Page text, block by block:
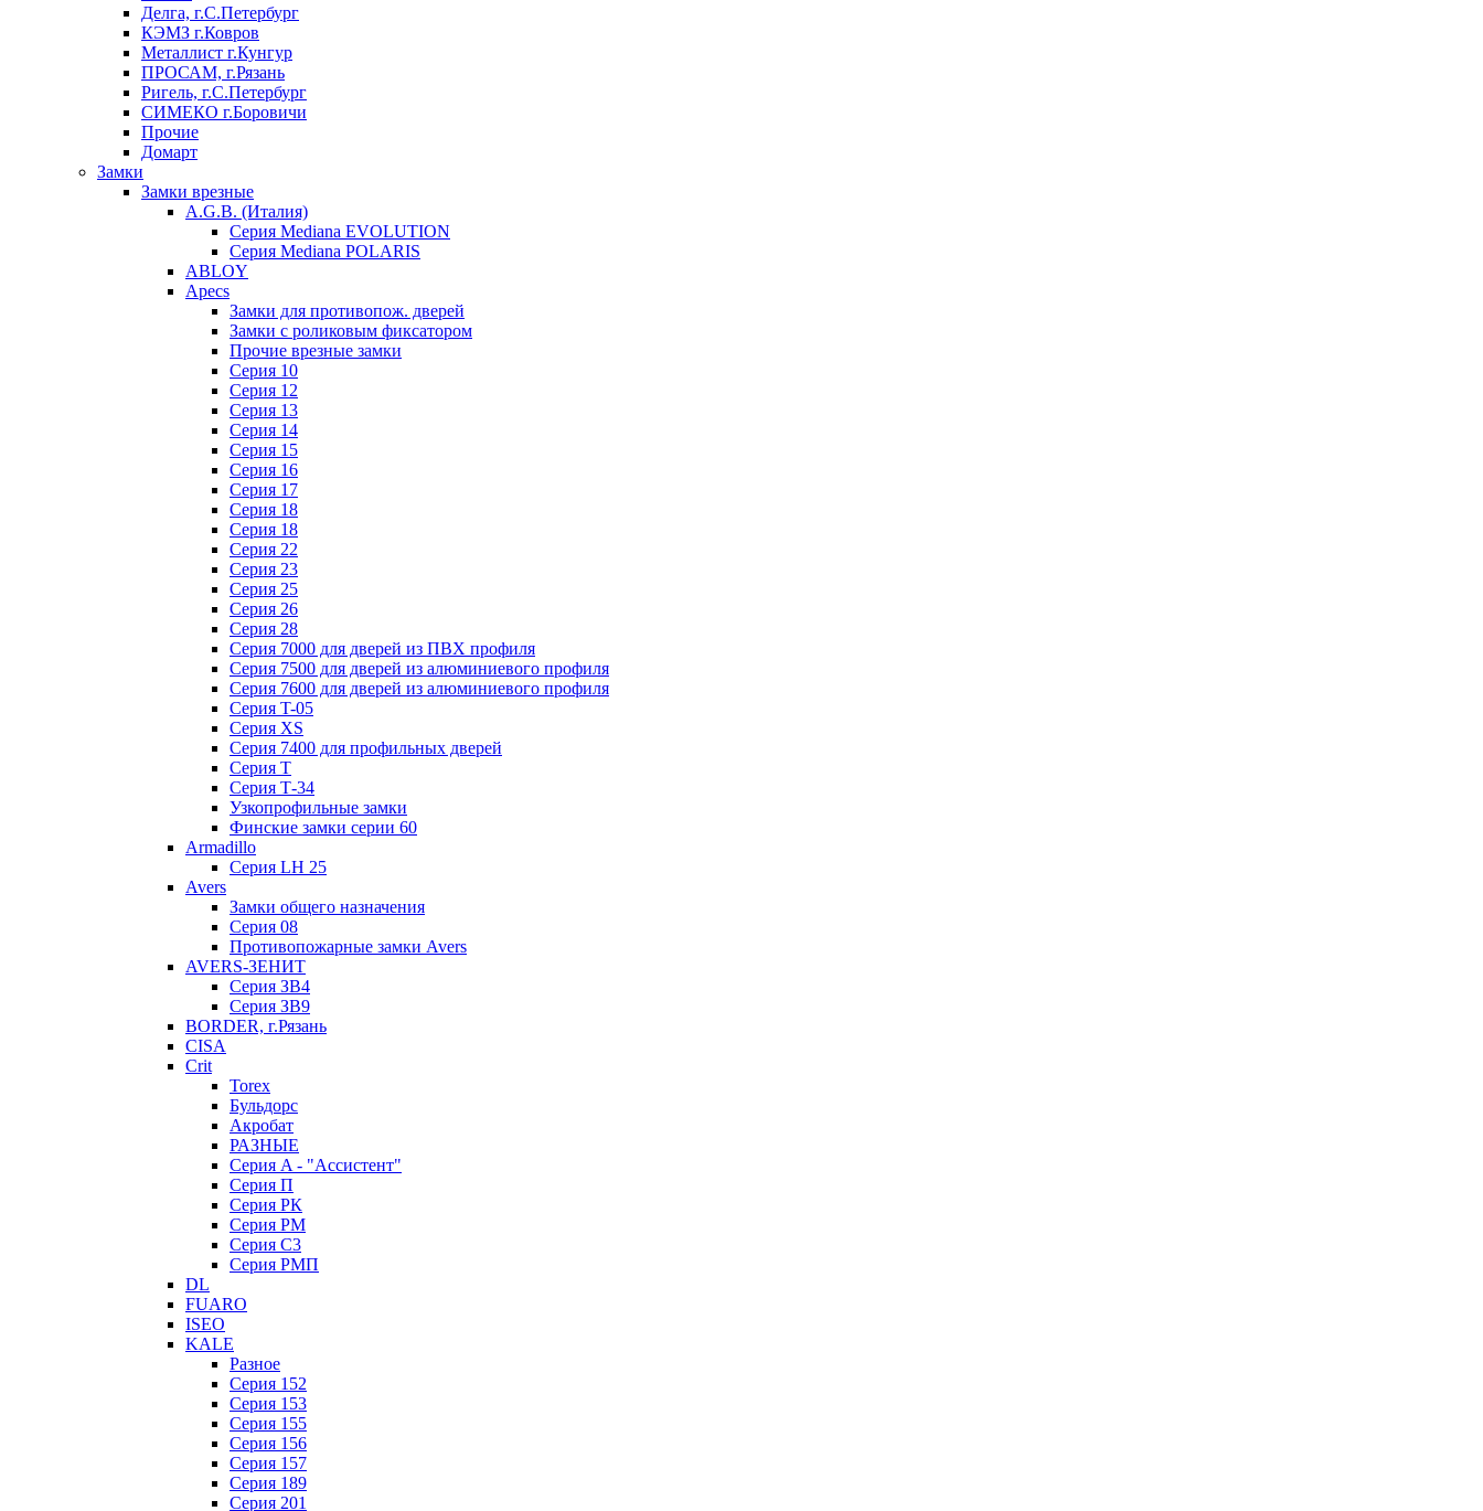
Делга, г.С.Петербург
КЭМЗ г.Ковров
Металлист г.Кунгур
ПРОСАМ, г.Рязань
Ригель, г.С.Петербург
СИМЕКО г.Боровичи
Прочие
Домарт
Замки
Замки врезные
A.G.B. (Италия)
Серия Mediana EVOLUTION
Серия Mediana POLARIS
ABLOY
Apecs
Замки для противопож. дверей
Замки с роликовым фиксатором
Прочие врезные замки
Серия 10
Серия 12
Серия 13
Серия 14
Серия 15
Серия 16
Серия 17
Серия 18
Серия 18
Серия 22
Серия 23
Серия 25
Серия 26
Серия 28
Серия 7000 для дверей из ПВХ профиля
Серия 7500 для дверей из алюминиевого профиля
Серия 7600 для дверей из алюминиевого профиля
Серия T-05
Серия XS
Серия 7400 для профильных дверей
Серия Т
Серия Т-34
Узкопрофильные замки
Финские замки серии 60
Armadillo
Серия LH 25
Avers
Замки общего назначения
Серия 08
Противопожарные замки Avers
AVERS-ЗЕНИТ
Серия ЗВ4
Серия ЗВ9
BORDER, г.Рязань
CISA
Crit
Torex
Бульдорс
Акробат
РАЗНЫЕ
Серия A - "Ассистент"
Серия П
Серия РК
Серия РМ
Серия С3
Серия РМП
DL
FUARO
ISEO
KALE
Разное
Серия 152
Серия 153
Серия 155
Серия 156
Серия 157
Серия 189
Серия 201